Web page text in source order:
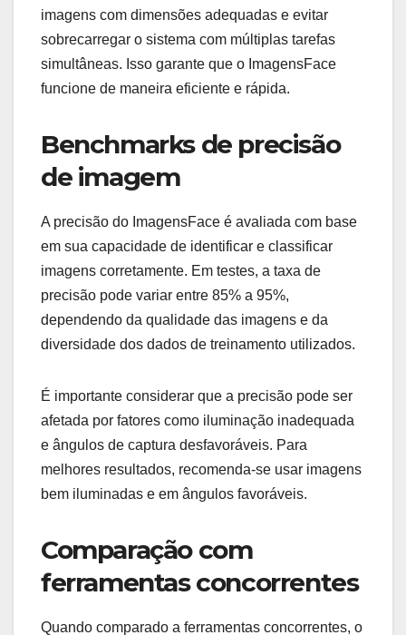
imagens com dimensões adequadas e evitar
sobrecarregar o sistema com múltiplas tarefas
simultâneas. Isso garante que o ImagensFace
funcione de maneira eficiente e rápida.
Benchmarks de precisão
de imagem
A precisão do ImagensFace é avaliada com base
em sua capacidade de identificar e classificar
imagens corretamente. Em testes, a taxa de
precisão pode variar entre 85% a 95%,
dependendo da qualidade das imagens e da
diversidade dos dados de treinamento utilizados.
É importante considerar que a precisão pode ser
afetada por fatores como iluminação inadequada
e ângulos de captura desfavoráveis. Para
melhores resultados, recomenda-se usar imagens
bem iluminadas e em ângulos favoráveis.
Comparação com
ferramentas concorrentes
Quando comparado a ferramentas concorrentes, o